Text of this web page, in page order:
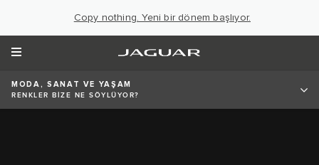
Copy nothing. Yeni bir dönem başlıyor.
MODA, SANAT VE YAŞAM
RENKLER BİZE NE SÖYLÜYOR?